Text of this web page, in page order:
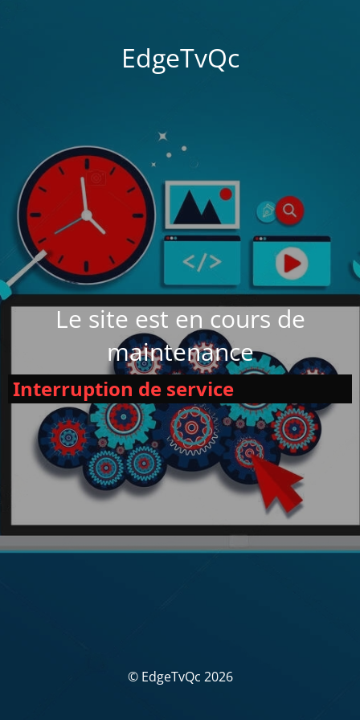
EdgeTvQc
Le site est en cours de
maintenance
Interruption de service
© EdgeTvQc 2026